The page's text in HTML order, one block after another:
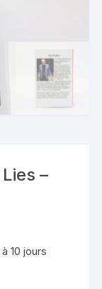
–
10 jours